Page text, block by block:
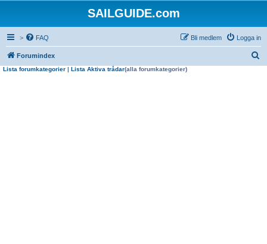
SAILGUIDE.com
> FAQ Logga in
Bli medlem
Forumindex
Lista forumkategorier | Lista Aktiva trådar(alla forumkategorier)